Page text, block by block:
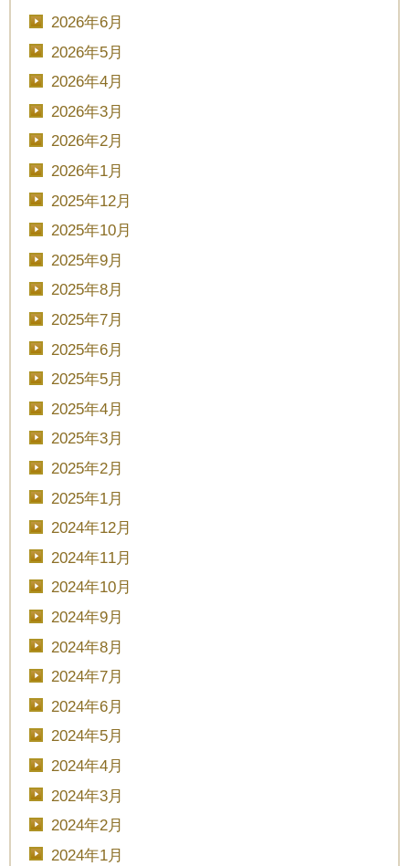
2026年6月
2026年5月
2026年4月
2026年3月
2026年2月
2026年1月
2025年12月
2025年10月
2025年9月
2025年8月
2025年7月
2025年6月
2025年5月
2025年4月
2025年3月
2025年2月
2025年1月
2024年12月
2024年11月
2024年10月
2024年9月
2024年8月
2024年7月
2024年6月
2024年5月
2024年4月
2024年3月
2024年2月
2024年1月